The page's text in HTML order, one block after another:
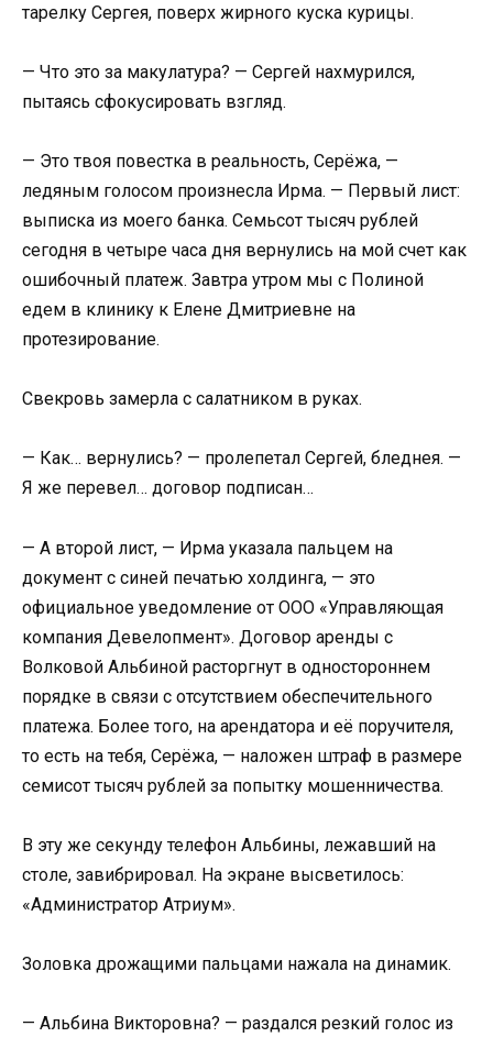
тарелку Сергея, поверх жирного куска курицы.
— Что это за макулатура? — Сергей нахмурился,
пытаясь сфокусировать взгляд.
— Это твоя повестка в реальность, Серёжа, —
ледяным голосом произнесла Ирма. — Первый лист:
выписка из моего банка. Семьсот тысяч рублей
сегодня в четыре часа дня вернулись на мой счет как
ошибочный платеж. Завтра утром мы с Полиной
едем в клинику к Елене Дмитриевне на
протезирование.
Свекровь замерла с салатником в руках.
— Как… вернулись? — пролепетал Сергей, бледнея. —
Я же перевел… договор подписан…
— А второй лист, — Ирма указала пальцем на
документ с синей печатью холдинга, — это
официальное уведомление от ООО «Управляющая
компания Девелопмент». Договор аренды с
Волковой Альбиной расторгнут в одностороннем
порядке в связи с отсутствием обеспечительного
платежа. Более того, на арендатора и её поручителя,
то есть на тебя, Серёжа, — наложен штраф в размере
семисот тысяч рублей за попытку мошенничества.
В эту же секунду телефон Альбины, лежавший на
столе, завибрировал. На экране высветилось:
«Администратор Атриум».
Золовка дрожащими пальцами нажала на динамик.
— Альбина Викторовна? — раздался резкий голос из